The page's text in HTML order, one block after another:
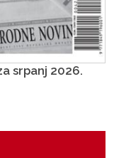
srpanj 2026.